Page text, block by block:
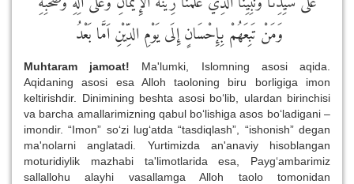
وَمَنْ تَبِعَهُمْ بِإِحْسَانٍ إِلَى يَوْمِ الدِّيْنِ اَمَّا بَعْدُ
Muhtaram jamoat!
Ma'lumki, Islomning asosi aqida.
Aqidaning asosi esa Alloh taoloning biru borligiga imon
keltirishdir. Dinimining beshta asosi bo‘lib, ulardan birinchisi
va barcha amallarimizning qabul bo‘lishiga asos bo‘ladigani –
imondir. “Imon” so‘zi lug‘atda “tasdiqlash”, “ishonish” degan
ma'nolarni anglatadi. Yurtimizda an'anaviy hisoblangan
moturidiylik mazhabi ta'limotlarida esa, Payg‘ambarimiz
sallallohu alayhi vasallamga Alloh taolo tomonidan